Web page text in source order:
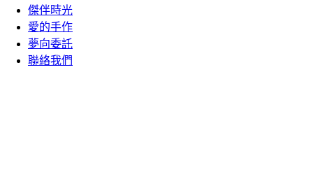
傑伴時光
愛的手作
夢向委託
聯絡我們